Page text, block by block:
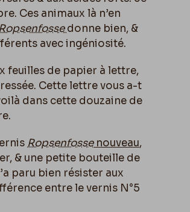
Ces animaux là n’en
Ropsenfossedonne bien, &
avec ingéniosité.
feuilles de papier à lettre,
Cette lettre vous a-t
dans cette douzaine de
Ropsenfossenouveau,
& une petite bouteille de
paru bien résister aux
entre le vernis N°5